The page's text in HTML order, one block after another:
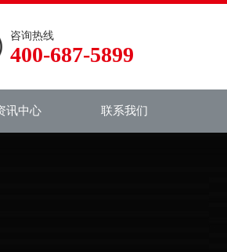
咨询热线
400-687-5899
讯中心 联系我们